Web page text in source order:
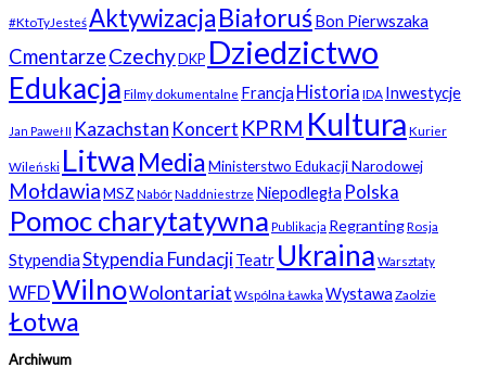
#KtoTyJesteśAktywizacjaBiałoruśBon Pierwszaka
CmentarzeCzechy DKP Dziedzictwo
Edukacja Filmy dokumentalne Francja Historia IDA Inwestycje
Jan Paweł II Kazachstan Koncert KPRM Kultura Kurier
Wileński Litwa MediaMinisterstwo Edukacji Narodowej
MołdawiaMSZ NabórNaddniestrze Niepodległa Polska
Pomoc charytatywna Publikacja RegrantingRosja
StypendiaStypendia FundacjiTeatr Ukraina Warsztaty
WFDWilnoWolontariat Wspólna Ławka Wystawa Zaolzie
Łotwa
Archiwum